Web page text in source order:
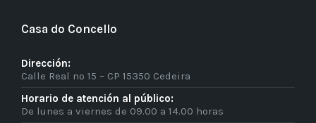
Casa do Concello
Dirección:
Calle Real nº 15 – CP 15350 Cedeira
Horario de atención al público:
De lunes a viernes de 09.00 a 14.00 horas